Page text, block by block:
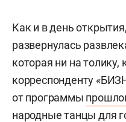
Как и в день
развернулась
которая ни на толику,
корреспонденту
от программы
народные танцы для